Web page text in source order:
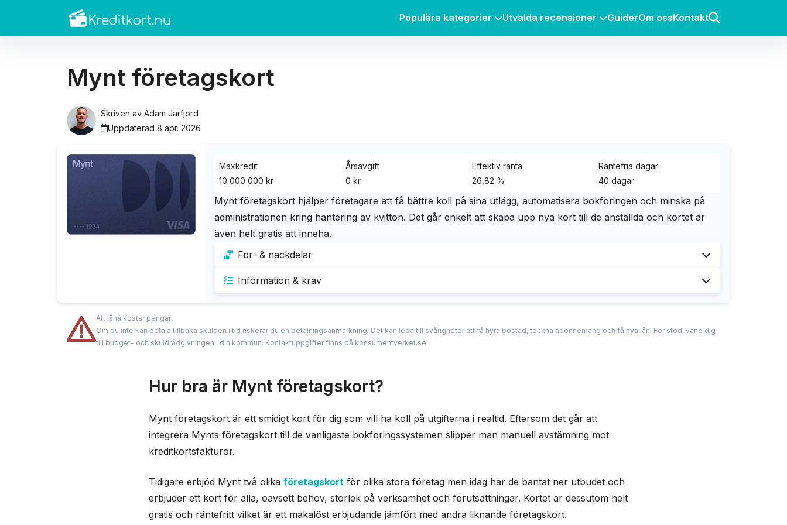
Populära kategorier Utvalda recensioner GuiderOm ossKontakt
Mynt företagskort
Skriven av Adam Jarfjord
Uppdaterad 8 apr. 2026
Maxkredit
10 000 000 kr
Årsavgift
0 kr
Effektiv ränta
26,82 %
Räntefria dagar
40 dagar
Mynt företagskort hjälper företagare att få bättre koll på sina utlägg, automatisera bokföringen och minska på
administrationen kring hantering av kvitton. Det går enkelt att skapa upp nya kort till de anställda och kortet är
även helt gratis att inneha.
För- & nackdelar
Fördelar
30 dagars räntefri kredit
0 kr i årsavgift
Limitavgift på 0,2 % per månad på beviljad kredit
Information & krav
Ingen betalningsanmärkning
Information
Betalnätverk
Effektiv ränta
Uttagsavgift 0,00 %
Valutapåslag 1,50 %
Att låna kostar pengar!
Om du inte kan betala tillbaka skulden i tid riskerar du en betalningsanmärkning. Det kan leda till svårigheter att få hyra bostad, teckna abonnemang och få nya lån. För stöd, vänd dig
till budget- och skuldrådgivningen i din kommun. Kontaktuppgifter finns på konsumentverket.se.
Hur bra är Mynt företagskort?
Mynt företagskort är ett smidigt kort för dig som vill ha koll på utgifterna i realtid. Eftersom det går att
integrera Mynts företagskort till de vanligaste bokföringssystemen slipper man manuell avstämning mot
kreditkortsfakturor.
Tidigare erbjöd Mynt två olika företagskort för olika stora företag men idag har de bantat ner utbudet och
erbjuder ett kort för alla, oavsett behov, storlek på verksamhet och förutsättningar. Kortet är dessutom helt
gratis och räntefritt vilket är ett makalöst erbjudande jämfört med andra liknande företagskort.